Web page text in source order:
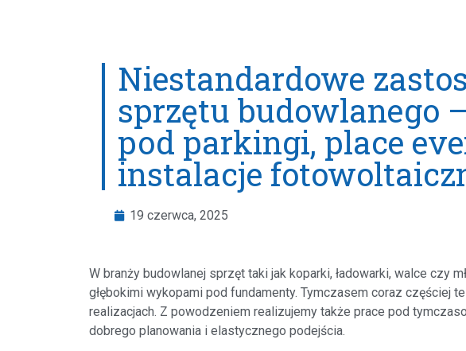
Niestandardowe
sprzętu budowlanego
pod parkingi, place
instalacje
19 czerwca, 2025
W branży budowlanej sprzęt taki jak koparki, ładowarki, walce
głębokimi wykopami pod fundamenty. Tymczasem coraz częściej
realizacjach. Z powodzeniem realizujemy także prace pod
dobrego planowania i elastycznego podejścia.